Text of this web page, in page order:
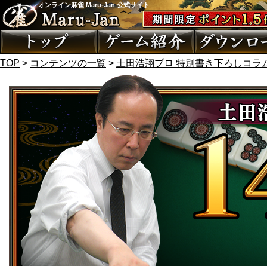
オンライン麻雀 Maru-Jan 公式サイト
TOP > コンテンツの一覧 > 土田浩翔プロ 特別書き下ろしコラ